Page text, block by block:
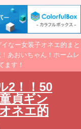
なー女装子オネエ的まと
あおいちゃん！ホームレ
ます！
2！！50
貞ギン
ネエ的